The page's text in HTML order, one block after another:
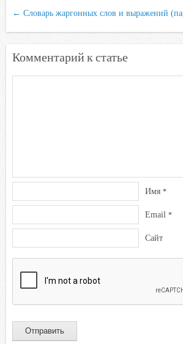
← Словарь жаргонных слов и выражений
Комментарий к статье
Имя *
Email *
Сайт